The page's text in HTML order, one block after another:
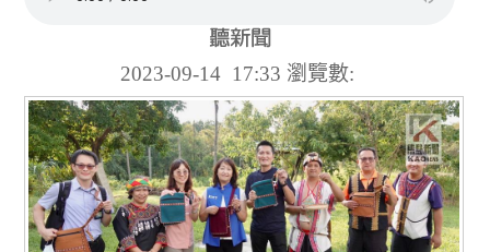
2023-09-14 17:33 瀏覽數: